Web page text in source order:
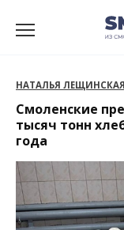
НАТАЛЬЯ ЛЕЩИНСКАЯ
Смоленские
тысяч тонн
года